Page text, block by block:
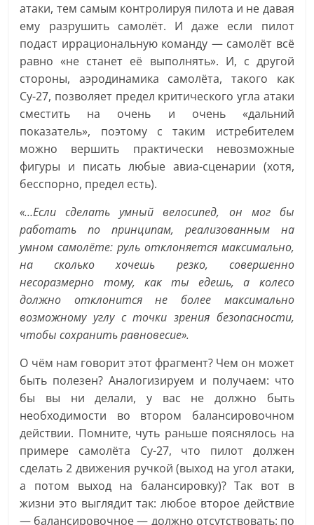
атаки, тем самым контролируя пилота и не давая
ему разрушить самолёт. И даже если пилот
подаст иррациональную команду — самолёт всё
равно «не станет её выполнять». И, с другой
стороны, аэродинамика самолёта, такого как
Су-27, позволяет предел критического угла атаки
сместить на очень и очень «дальний
показатель», поэтому с таким истребителем
можно вершить практически невозможные
фигуры и писать любые авиа-сценарии (хотя,
бесспорно, предел есть).
«…Если сделать умный велосипед, он мог бы
работать по принципам, реализованным на
умном самолёте: руль отклоняется максимально,
на сколько хочешь резко, совершенно
несоразмерно тому, как ты едешь, а колесо
должно отклонится не более максимально
возможному углу с точки зрения безопасности,
чтобы сохранить равновесие».
О чём нам говорит этот фрагмент? Чем он может
быть полезен? Аналогизируем и получаем: что
бы вы ни делали, у вас не должно быть
необходимости во втором балансировочном
действии. Помните, чуть раньше пояснялось на
примере самолёта Су-27, что пилот должен
сделать 2 движения ручкой (выход на угол атаки,
а потом выход на балансировку)? Так вот в
жизни это выглядит так: любое второе действие
— балансировочное — должно отсутствовать: по